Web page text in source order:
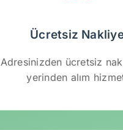
Ücretsiz
Adresinizden ücretsiz
yerinden alım